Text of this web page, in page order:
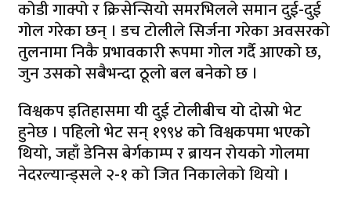
कोडी गाक्पो र क्रिसेन्सियो समरभिलले समान दुई-दुई
गोल गरेका छन् । डच टोलीले सिर्जना गरेका अवसरको
तुलनामा निकै प्रभावकारी रूपमा गोल गर्दै आएको छ,
जुन उसको सबैभन्दा ठूलो बल बनेको छ ।
विश्वकप इतिहासमा यी दुई टोलीबीच यो दोस्रो भेट
हुनेछ । पहिलो भेट सन् १९९४ को विश्वकपमा भएको
थियो, जहाँ डेनिस बेर्गकाम्प र ब्रायन रोयको गोलमा
नेदरल्यान्ड्सले २-१ को जित निकालेको थियो ।